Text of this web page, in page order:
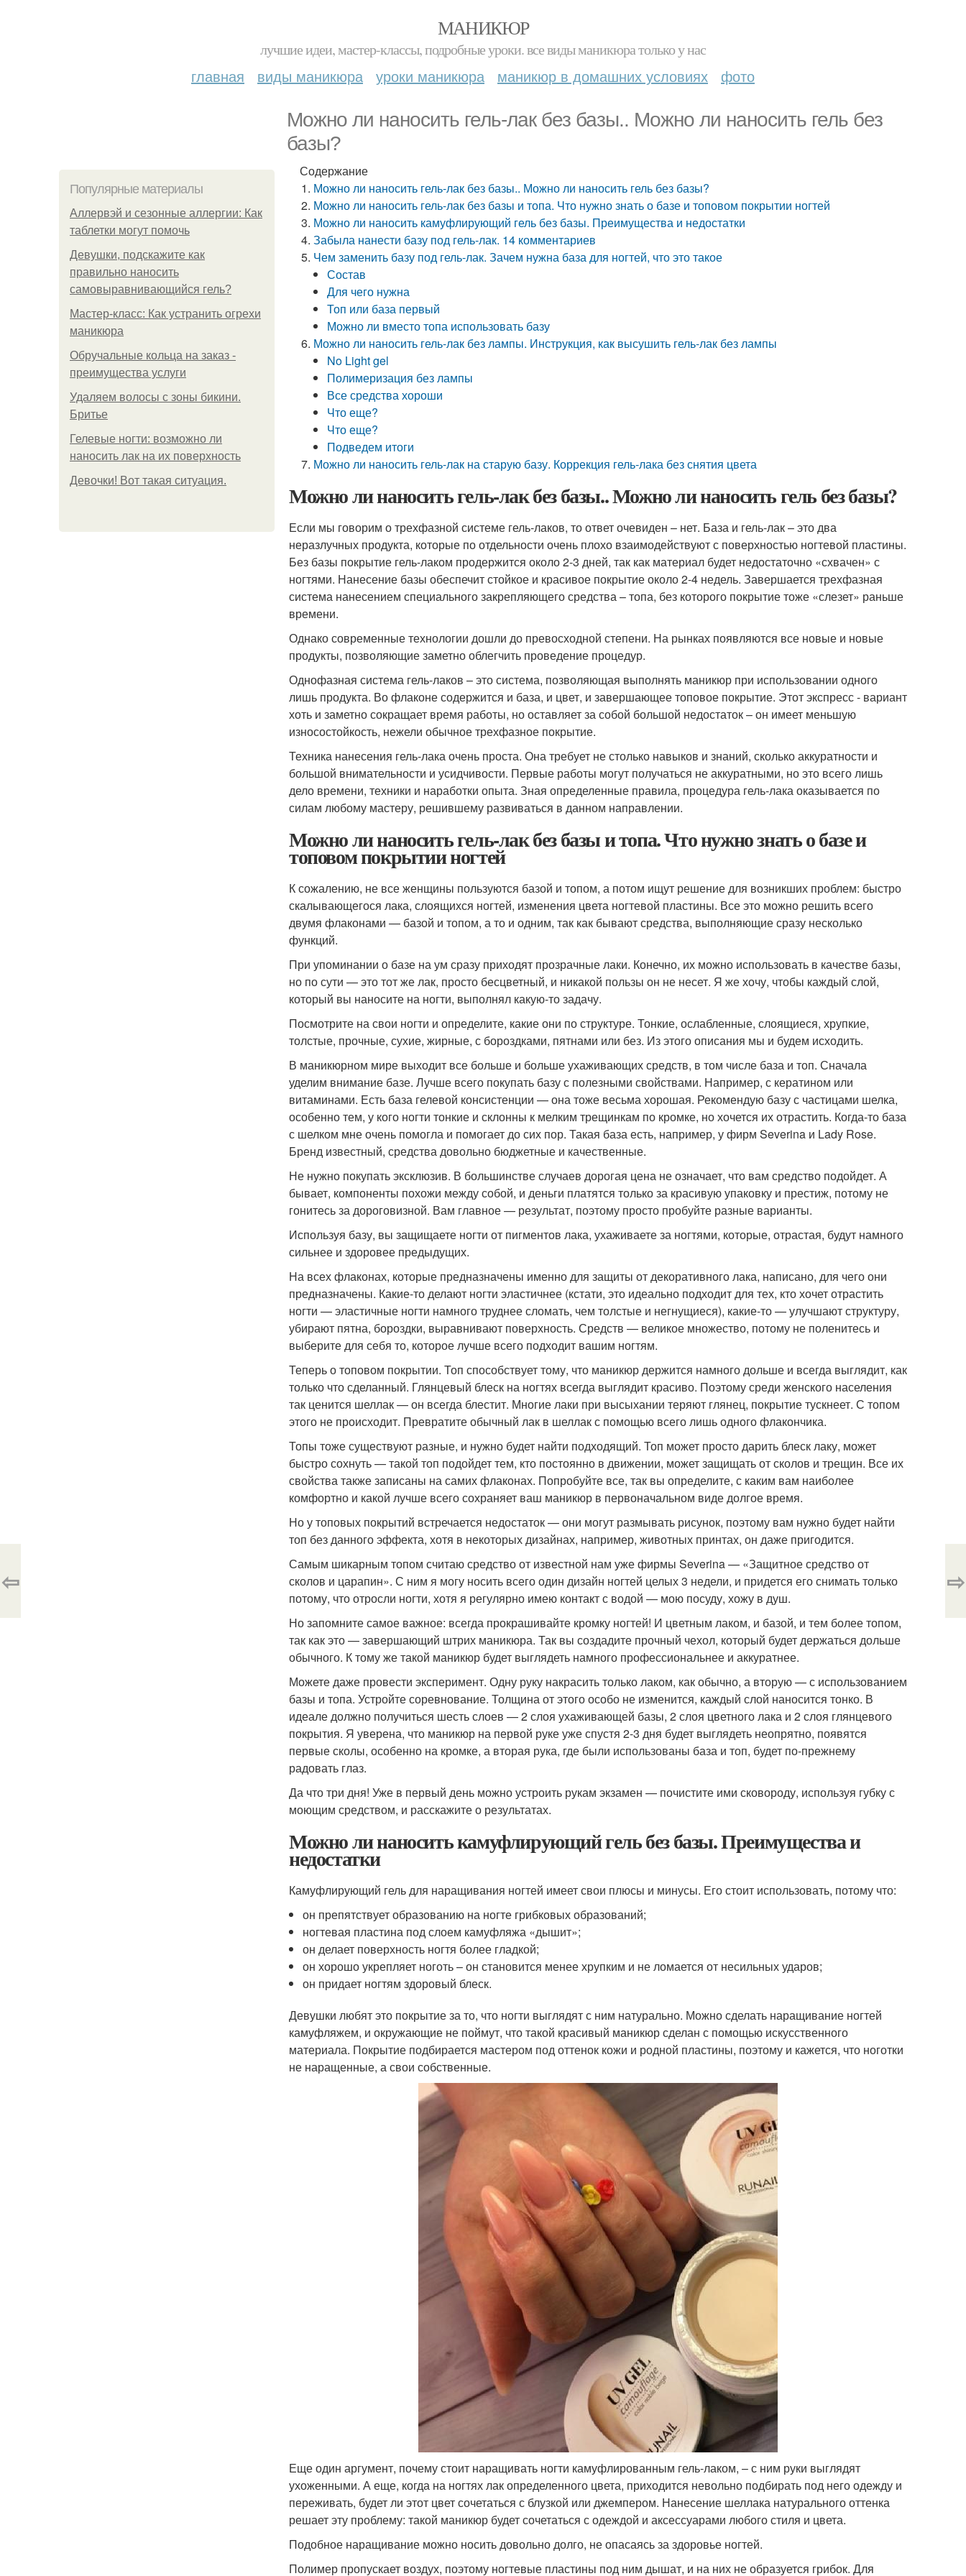
МАНИКЮР
лучшие идеи, мастер-классы, подробные уроки. все виды маникюра только у нас
главная виды маникюра уроки маникюра маникюр в домашних условиях фото
Можно ли наносить гель-лак без базы.. Можно ли наносить гель без
базы?
Популярные материалы
Аллервэй и сезонные аллергии: Как
таблетки могут помочь
Девушки, подскажите как
правильно наносить
самовыравнивающийся гель?
Мастер-класс: Как устранить огрехи
маникюра
Обручальные кольца на заказ -
преимущества услуги
Удаляем волосы с зоны бикини.
Бритье
Гелевые ногти: возможно ли
наносить лак на их поверхность
Девочки! Вот такая ситуация.
Содержание
Можно ли наносить гель-лак без базы.. Можно ли наносить гель без базы?
Можно ли наносить гель-лак без базы и топа. Что нужно знать о базе и топовом покрытии ногтей
Можно ли наносить камуфлирующий гель без базы. Преимущества и недостатки
Забыла нанести базу под гель-лак. 14 комментариев
Чем заменить базу под гель-лак. Зачем нужна база для ногтей, что это такое
Состав
Для чего нужна
Топ или база первый
Можно ли вместо топа использовать базу
Можно ли наносить гель-лак без лампы. Инструкция, как высушить гель-лак без лампы
No Light gel
Полимеризация без лампы
Все средства хороши
Что еще?
Что еще?
Подведем итоги
Можно ли наносить гель-лак на старую базу. Коррекция гель-лака без снятия цвета
Можно ли наносить гель-лак без базы.. Можно ли наносить гель без базы?
Если мы говорим о трехфазной системе гель-лаков, то ответ очевиден – нет. База и гель-лак – это два
неразлучных продукта, которые по отдельности очень плохо взаимодействуют с поверхностью ногтевой пластины.
Без базы покрытие гель-лаком продержится около 2-3 дней, так как материал будет недостаточно «схвачен» с
ногтями. Нанесение базы обеспечит стойкое и красивое покрытие около 2-4 недель. Завершается трехфазная
система нанесением специального закрепляющего средства – топа, без которого покрытие тоже «слезет» раньше
времени.
Однако современные технологии дошли до превосходной степени. На рынках появляются все новые и новые
продукты, позволяющие заметно облегчить проведение процедур.
Однофазная система гель-лаков – это система, позволяющая выполнять маникюр при использовании одного
лишь продукта. Во флаконе содержится и база, и цвет, и завершающее топовое покрытие. Этот экспресс - вариант
хоть и заметно сокращает время работы, но оставляет за собой большой недостаток – он имеет меньшую
износостойкость, нежели обычное трехфазное покрытие.
Техника нанесения гель-лака очень проста. Она требует не столько навыков и знаний, сколько аккуратности и
большой внимательности и усидчивости. Первые работы могут получаться не аккуратными, но это всего лишь
дело времени, техники и наработки опыта. Зная определенные правила, процедура гель-лака оказывается по
силам любому мастеру, решившему развиваться в данном направлении.
Можно ли наносить гель-лак без базы и топа. Что нужно знать о базе и
топовом покрытии ногтей
К сожалению, не все женщины пользуются базой и топом, а потом ищут решение для возникших проблем: быстро
скалывающегося лака, слоящихся ногтей, изменения цвета ногтевой пластины. Все это можно решить всего
двумя флаконами — базой и топом, а то и одним, так как бывают средства, выполняющие сразу несколько
функций.
При упоминании о базе на ум сразу приходят прозрачные лаки. Конечно, их можно использовать в качестве базы,
но по сути — это тот же лак, просто бесцветный, и никакой пользы он не несет. Я же хочу, чтобы каждый слой,
который вы наносите на ногти, выполнял какую-то задачу.
Посмотрите на свои ногти и определите, какие они по структуре. Тонкие, ослабленные, слоящиеся, хрупкие,
толстые, прочные, сухие, жирные, с бороздками, пятнами или без. Из этого описания мы и будем исходить.
В маникюрном мире выходит все больше и больше ухаживающих средств, в том числе база и топ. Сначала
уделим внимание базе. Лучше всего покупать базу с полезными свойствами. Например, с кератином или
витаминами. Есть база гелевой консистенции — она тоже весьма хорошая. Рекомендую базу с частицами шелка,
особенно тем, у кого ногти тонкие и склонны к мелким трещинкам по кромке, но хочется их отрастить. Когда-то база
с шелком мне очень помогла и помогает до сих пор. Такая база есть, например, у фирм Severina и Lady Rose.
Бренд известный, средства довольно бюджетные и качественные.
Не нужно покупать эксклюзив. В большинстве случаев дорогая цена не означает, что вам средство подойдет. А
бывает, компоненты похожи между собой, и деньги платятся только за красивую упаковку и престиж, потому не
гонитесь за дороговизной. Вам главное — результат, поэтому просто пробуйте разные варианты.
Используя базу, вы защищаете ногти от пигментов лака, ухаживаете за ногтями, которые, отрастая, будут намного
сильнее и здоровее предыдущих.
На всех флаконах, которые предназначены именно для защиты от декоративного лака, написано, для чего они
предназначены. Какие-то делают ногти эластичнее (кстати, это идеально подходит для тех, кто хочет отрастить
ногти — эластичные ногти намного труднее сломать, чем толстые и негнущиеся), какие-то — улучшают структуру,
убирают пятна, бороздки, выравнивают поверхность. Средств — великое множество, потому не поленитесь и
выберите для себя то, которое лучше всего подходит вашим ногтям.
Теперь о топовом покрытии. Топ способствует тому, что маникюр держится намного дольше и всегда выглядит, как
только что сделанный. Глянцевый блеск на ногтях всегда выглядит красиво. Поэтому среди женского населения
так ценится шеллак — он всегда блестит. Многие лаки при высыхании теряют глянец, покрытие тускнеет. С топом
этого не происходит. Превратите обычный лак в шеллак с помощью всего лишь одного флакончика.
Топы тоже существуют разные, и нужно будет найти подходящий. Топ может просто дарить блеск лаку, может
быстро сохнуть — такой топ подойдет тем, кто постоянно в движении, может защищать от сколов и трещин. Все их
свойства также записаны на самих флаконах. Попробуйте все, так вы определите, с каким вам наиболее
комфортно и какой лучше всего сохраняет ваш маникюр в первоначальном виде долгое время.
Но у топовых покрытий встречается недостаток — они могут размывать рисунок, поэтому вам нужно будет найти
топ без данного эффекта, хотя в некоторых дизайнах, например, животных принтах, он даже пригодится.
Самым шикарным топом считаю средство от известной нам уже фирмы Severina — «Защитное средство от
сколов и царапин». С ним я могу носить всего один дизайн ногтей целых 3 недели, и придется его снимать только
потому, что отросли ногти, хотя я регулярно имею контакт с водой — мою посуду, хожу в душ.
Но запомните самое важное: всегда прокрашивайте кромку ногтей! И цветным лаком, и базой, и тем более топом,
так как это — завершающий штрих маникюра. Так вы создадите прочный чехол, который будет держаться дольше
обычного. К тому же такой маникюр будет выглядеть намного профессиональнее и аккуратнее.
Можете даже провести эксперимент. Одну руку накрасить только лаком, как обычно, а вторую — с использованием
базы и топа. Устройте соревнование. Толщина от этого особо не изменится, каждый слой наносится тонко. В
идеале должно получиться шесть слоев — 2 слоя ухаживающей базы, 2 слоя цветного лака и 2 слоя глянцевого
покрытия. Я уверена, что маникюр на первой руке уже спустя 2-3 дня будет выглядеть неопрятно, появятся
первые сколы, особенно на кромке, а вторая рука, где были использованы база и топ, будет по-прежнему
радовать глаз.
Да что три дня! Уже в первый день можно устроить рукам экзамен — почистите ими сковороду, используя губку с
моющим средством, и расскажите о результатах.
Можно ли наносить камуфлирующий гель без базы. Преимущества и
недостатки
Камуфлирующий гель для наращивания ногтей имеет свои плюсы и минусы. Его стоит использовать, потому что:
он препятствует образованию на ногте грибковых образований;
ногтевая пластина под слоем камуфляжа «дышит»;
он делает поверхность ногтя более гладкой;
он хорошо укрепляет ноготь – он становится менее хрупким и не ломается от несильных ударов;
он придает ногтям здоровый блеск.
Девушки любят это покрытие за то, что ногти выглядят с ним натурально. Можно сделать наращивание ногтей
камуфляжем, и окружающие не поймут, что такой красивый маникюр сделан с помощью искусственного
материала. Покрытие подбирается мастером под оттенок кожи и родной пластины, поэтому и кажется, что ноготки
не наращенные, а свои собственные.
Еще один аргумент, почему стоит наращивать ногти камуфлированным гель-лаком, – с ним руки выглядят
ухоженными. А еще, когда на ногтях лак определенного цвета, приходится невольно подбирать под него одежду и
переживать, будет ли этот цвет сочетаться с блузкой или джемпером. Нанесение шеллака натурального оттенка
решает эту проблему: такой маникюр будет сочетаться с одеждой и аксессуарами любого стиля и цвета.
Подобное наращивание можно носить довольно долго, не опасаясь за здоровье ногтей.
Полимер пропускает воздух, поэтому ногтевые пластины под ним дышат, и на них не образуется грибок. Для
⇦ ⇨